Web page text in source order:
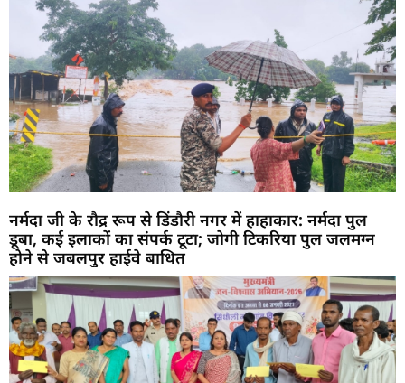
नर्मदा जी के रौद्र रूप से डिंडौरी नगर में हाहाकार: नर्मदा पुल
डूबा, कई इलाकों का संपर्क टूटा; जोगी टिकरिया पुल जलमग्न
होने से जबलपुर हाईवे बाधित